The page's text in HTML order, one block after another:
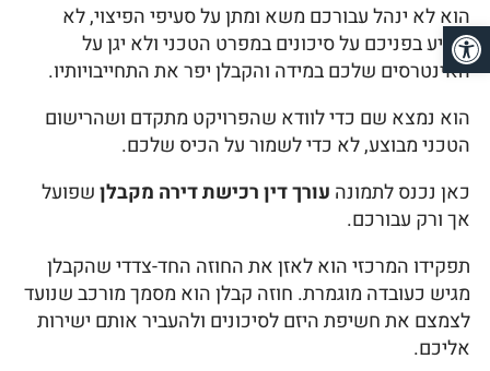
הוא לא ינהל עבורכם משא ומתן על סעיפי הפיצוי, לא
יתריע בפניכם על סיכונים במפרט הטכני ולא יגן על
האינטרסים שלכם במידה והקבלן יפר את התחייבויותיו.
הוא נמצא שם כדי לוודא שהפרויקט מתקדם ושהרישום
הטכני מבוצע, לא כדי לשמור על הכיס שלכם.
כאן נכנס לתמונה עורך דין רכישת דירה מקבלןשפועל
אך ורק עבורכם.
תפקידו המרכזי הוא לאזן את החוזה החד-צדדי שהקבלן
מגיש כעובדה מוגמרת. חוזה קבלן הוא מסמך מורכב שנועד
לצמצם את חשיפת היזם לסיכונים ולהעביר אותם ישירות
אליכם.
פתח סרגל נגישות